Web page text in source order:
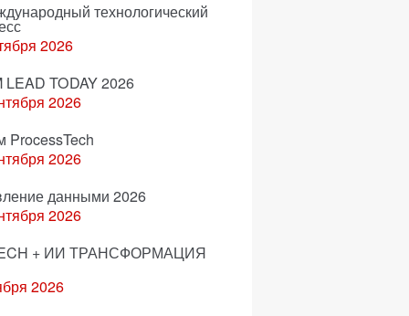
технологический
2026
LEAD TODAY 2026
2026
ProcessTech
2026
данными 2026
2026
+ ИИ ТРАНСФОРМАЦИЯ
2026